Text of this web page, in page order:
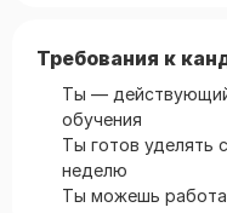
Требования к
Ты —
обучения
Ты готов уделять
неделю
Ты можешь